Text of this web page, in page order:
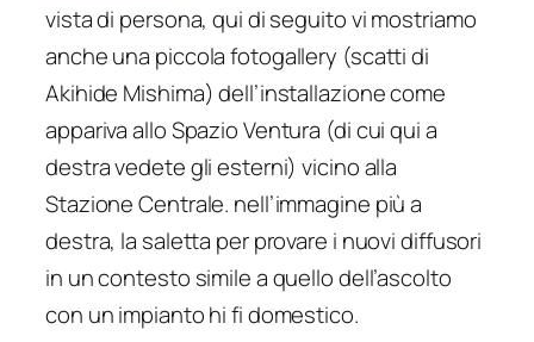
vista di persona, qui di seguito vi mostriamo
anche una piccola fotogallery (scatti di
Akihide Mishima) dell’installazione come
appariva allo Spazio Ventura (di cui qui a
destra vedete gli esterni) vicino alla
Stazione Centrale. nell’immagine più a
destra, la saletta per provare i nuovi diffusori
in un contesto simile a quello dell’ascolto
con un impianto hi fi domestico.